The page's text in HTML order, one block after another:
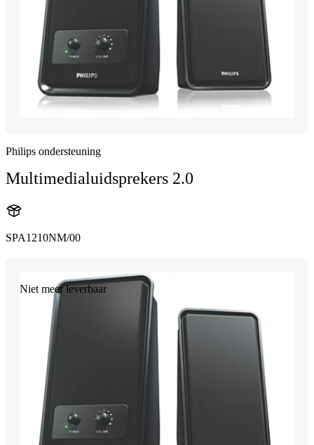
Philips ondersteuning
Multimedialuidsprekers 2.0
SPA1210NM/00
Niet meer leverbaar